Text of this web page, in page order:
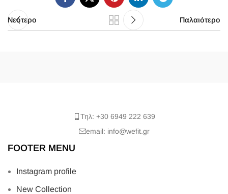
Νεότερο Παλαιότερο
Τηλ: +30 6949 222 639
email: info@wefit.gr
FOOTER MENU
Instagram profile
New Collection